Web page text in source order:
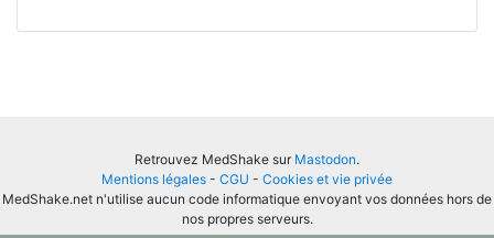
Retrouvez MedShake sur Mastodon.
Mentions légales - CGU - Cookies et vie privée
MedShake.net n'utilise aucun code informatique envoyant vos données hors de
nos propres serveurs.